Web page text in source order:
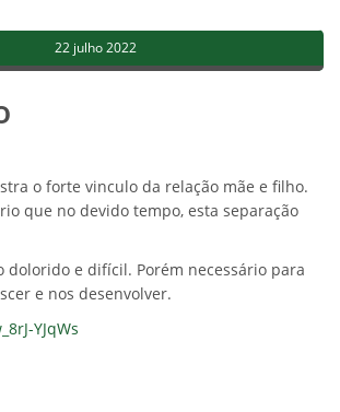
22 julho 2022
o forte vinculo da relação mãe e filho.
que no devido tempo, esta separação
dolorido e difícil. Porém necessário para
e nos desenvolver.
YJqWs